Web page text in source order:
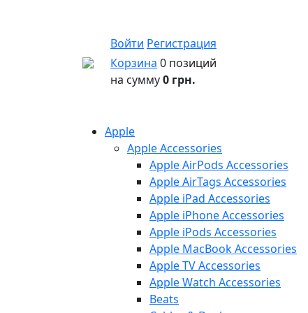
Войти Регистрация
Корзина 0 позиций
на сумму0 грн.
Apple
Apple Accessories
Apple AirPods Accessories
Apple AirTags Accessories
Apple iPad Accessories
Apple iPhone Accessories
Apple iPods Accessories
Apple MacBook Accessories
Apple TV Accessories
Apple Watch Accessories
Beats